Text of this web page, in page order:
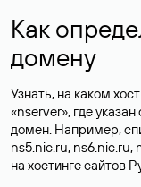
Как
домену
Узнать, на каком
«nserver», где
домен. Например,
ns5.nic.ru, ns6.nic.ru,
на хостинге сайтов